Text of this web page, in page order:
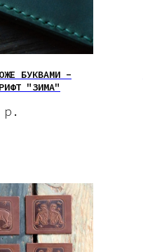
БУКВАМИ -
"ЗИМА"
р.